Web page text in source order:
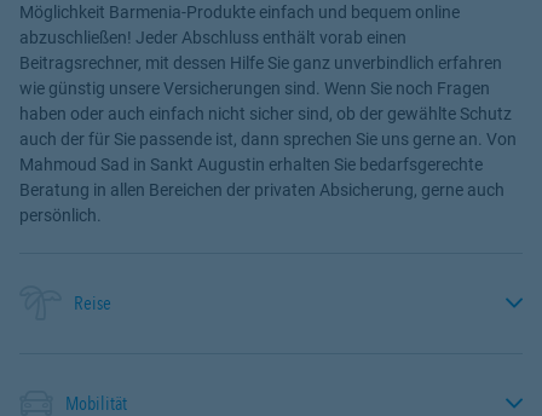
Möglichkeit Barmenia-Produkte einfach und bequem online
abzuschließen! Jeder Abschluss enthält vorab einen
Beitragsrechner, mit dessen Hilfe Sie ganz unverbindlich erfahren
wie günstig unsere Versicherungen sind. Wenn Sie noch Fragen
haben oder auch einfach nicht sicher sind, ob der gewählte Schutz
auch der für Sie passende ist, dann sprechen Sie uns gerne an. Von
Mahmoud Sad in Sankt Augustin erhalten Sie bedarfsgerechte
Beratung in allen Bereichen der privaten Absicherung, gerne auch
persönlich.
Reise
Mobilität